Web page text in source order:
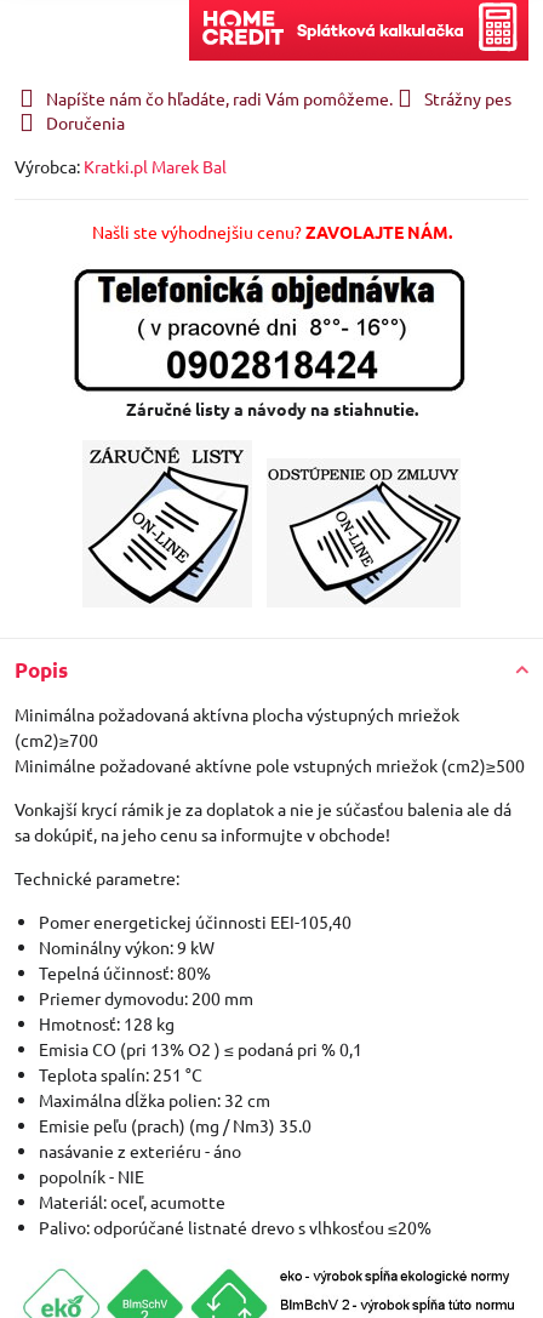
Napíšte nám čo hľadáte, radi Vám pomôžeme.
Strážny pes
Doručenia
Výrobca: Kratki.pl Marek Bal
Našli ste výhodnejšiu cenu?ZAVOLAJTE NÁM.
Záručné listy a návody na stiahnutie.
Popis
Minimálna požadovaná aktívna plocha výstupných mriežok
(cm2)≥700
Minimálne požadované aktívne pole vstupných mriežok (cm2)≥500
Vonkajší krycí rámik je za doplatok a nie je súčasťou balenia ale dá
sa dokúpiť, na jeho cenu sa informujte v obchode!
Technické parametre:
Pomer energetickej účinnosti EEI-105,40
Nominálny výkon: 9 kW
Tepelná účinnosť: 80%
Priemer dymovodu: 200 mm
Hmotnosť: 128 kg
Emisia CO (pri 13% O2 ) ≤ podaná pri % 0,1
Teplota spalín: 251 °C
Maximálna dĺžka polien: 32 cm
Emisie peľu (prach) (mg / Nm3) 35.0
nasávanie z exteriéru - áno
popolník - NIE
Materiál: oceľ, acumotte
Palivo: odporúčané listnaté drevo s vlhkosťou ≤20%